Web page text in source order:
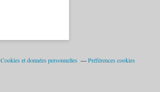
Cookies et données personnelles Préférences cookies